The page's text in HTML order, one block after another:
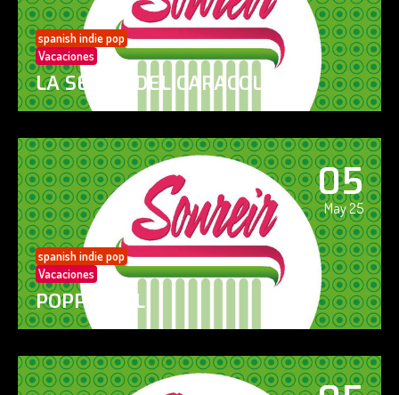
spanish indie pop
Vacaciones
LA SENDA DEL CARACOL
05
May 25
spanish indie pop
Vacaciones
POPPY GIRL